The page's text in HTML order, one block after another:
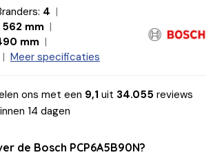
4
mm
mm
Meer specificaties
ons met een 9,1 uit 34.055 reviews
14 dagen
de Bosch PCP6A5B90N?